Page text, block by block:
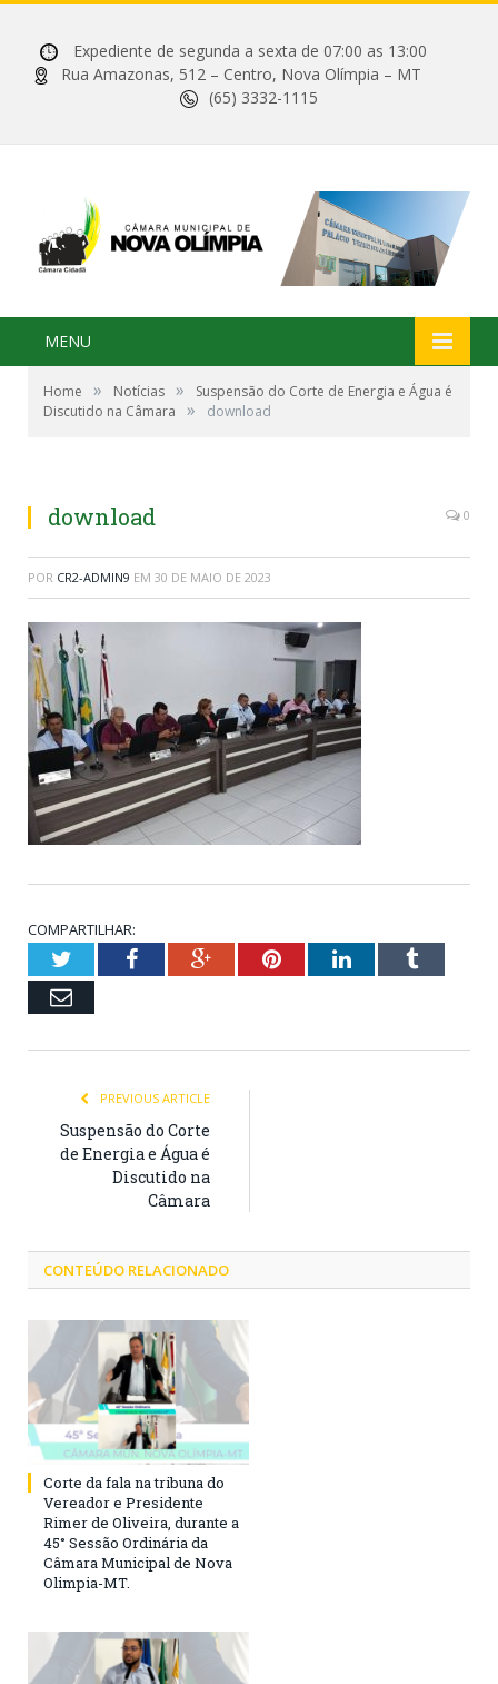
Expediente de segunda a sexta de 07:00 as 13:00
Rua Amazonas, 512 – Centro, Nova Olímpia – MT
(65) 3332-1115
MENU
Home » Notícias »
Suspensão do Corte de Energia e Água é
Discutido na Câmara
» download
download 0
POR CR2-ADMIN9 EM 30 DE MAIO DE 2023
COMPARTILHAR:
TwitterFacebookGoogle+PinterestLinkedInTumblr
Email
PREVIOUS ARTICLE
Suspensão do Corte
de Energia e Água é
Discutido na
Câmara
CONTEÚDO RELACIONADO
Corte da fala na tribuna do
Vereador e Presidente
Rimer de Oliveira, durante a
45° Sessão Ordinária da
Câmara Municipal de Nova
Olimpia-MT.